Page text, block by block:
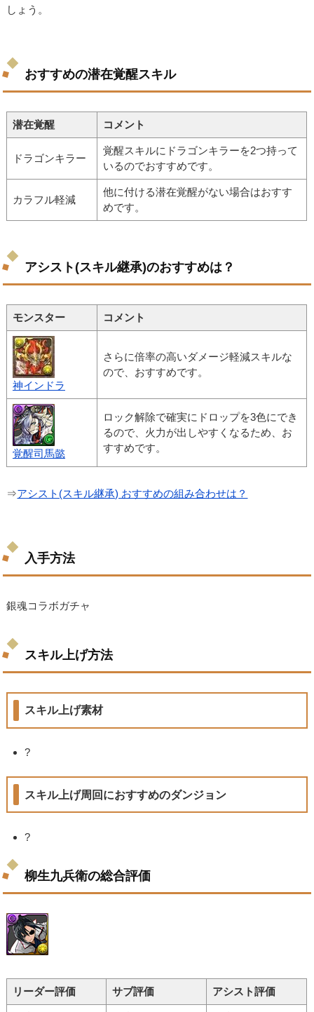
しょう。
おすすめの潜在覚醒スキル
潜在覚醒 コメント
ドラゴンキラー
覚醒スキルにドラゴンキラーを2つ持って
いるのでおすすめです。
カラフル軽減
他に付ける潜在覚醒がない場合はおすす
めです。
アシスト(スキル継承)のおすすめは？
モンスター コメント
神インドラ
さらに倍率の高いダメージ軽減スキルな
ので、おすすめです。
覚醒司馬懿
ロック解除で確実にドロップを3色にでき
るので、火力が出しやすくなるため、お
すすめです。
⇒アシスト(スキル継承) おすすめの組み合わせは？
入手方法
銀魂コラボガチャ
スキル上げ方法
スキル上げ素材
?
スキル上げ周回におすすめのダンジョン
?
柳生九兵衛の総合評価
リーダー評価 サブ評価 アシスト評価